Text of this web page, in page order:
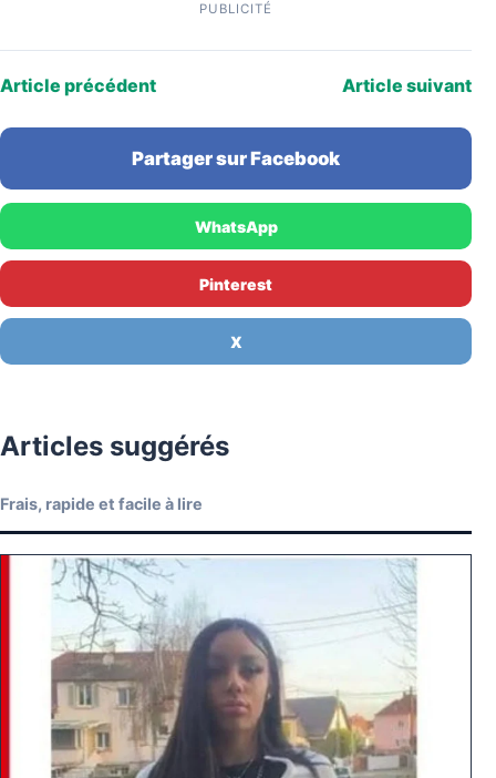
PUBLICITÉ
Article précédent Article suivant
Partager sur Facebook
WhatsApp
Pinterest
X
Articles suggérés
Frais, rapide et facile à lire